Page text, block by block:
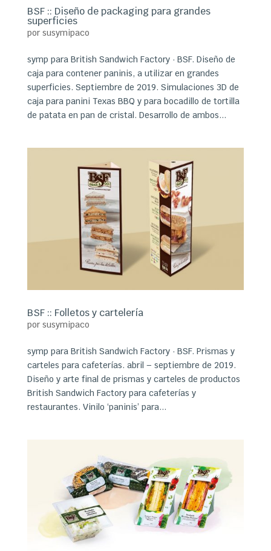
BSF :: Diseño de packaging para grandes
superficies
por susymipaco
symp para British Sandwich Factory · BSF. Diseño de
caja para contener paninis, a utilizar en grandes
superficies. Septiembre de 2019. Simulaciones 3D de
caja para panini Texas BBQ y para bocadillo de tortilla
de patata en pan de cristal. Desarrollo de ambos...
BSF :: Folletos y cartelería
por susymipaco
symp para British Sandwich Factory · BSF. Prismas y
carteles para cafeterías. abril – septiembre de 2019.
Diseño y arte final de prismas y carteles de productos
British Sandwich Factory para cafeterías y
restaurantes. Vinilo ‘paninis’ para...